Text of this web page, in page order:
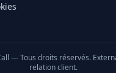
— Tous droits réservés.
relation client.